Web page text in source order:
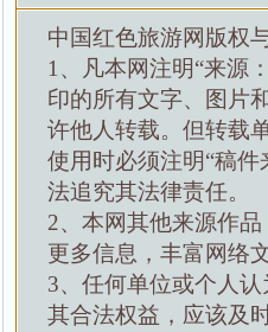
中国红色旅游网版权
1、凡本网注明“来源
印的所有文字、图片
许他人转载。但转载
使用时必须注明“稿
法追究其法律责任。
2、本网其他来源作
更多信息，丰富网络
3、任何单位或个人
其合法权益，应该及